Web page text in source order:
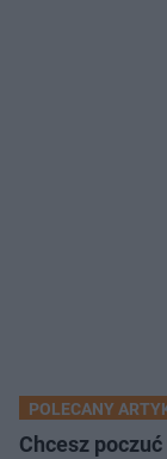
POLECANY
Chcesz